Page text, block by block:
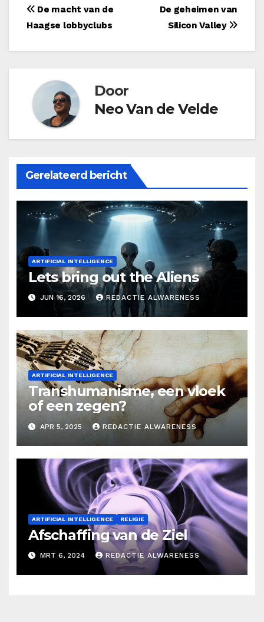
Bericht
navigatie
De geheimen van
Silicon Valley
De macht van de
Haagse lobbyclubs
Door
Neo Van de Velde
Gerelateerd bericht
ARTIFICIAL INTELLIGENCE
Lets bring out the Aliens
JUN 16, 2026 REDACTIE ALWARENESS
ARTIFICIAL INTELLIGENCE
Transhumanisme, een vloek
of een zegen?
APR 5, 2025 REDACTIE ALWARENESS
ARTIFICIAL INTELLIGENCE RELIGIE
Afschaffing van de Ziel
MRT 6, 2024 REDACTIE ALWARENESS